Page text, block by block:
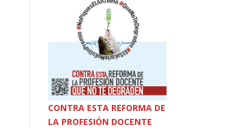
CONTRA ESTA REFORMA DE
LA PROFESIÓN DOCENTE